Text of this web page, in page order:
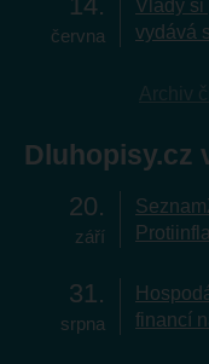
června
Vlády si
vydává
Dluhopisy.cz
20
září
31
srpna
financí